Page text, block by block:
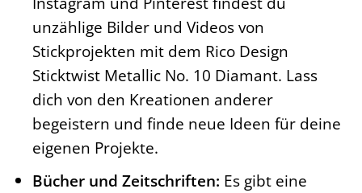
unzählige Bilder und Videos von
Stickprojekten mit dem Rico Design
Sticktwist Metallic No. 10 Diamant. Lass
dich von den Kreationen anderer
begeistern und finde neue Ideen für deine
eigenen Projekte.
Bücher und Zeitschriften: Es gibt eine